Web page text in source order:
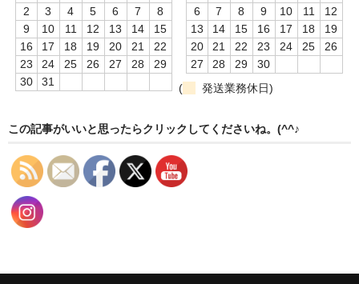
2
3 4 5 6 7
8
9
10 11 12 13 14
15
16
17 18 19 20 21
22
23
24 25 26 27 28
29
30
31
6
7 8 9 10 11
12
13
14 15 16 17 18
19
20
21 22 23 24 25
26
27
28 29
30
(
発送業務休日)
この記事がいいと思ったらクリックしてくださいね。(^^♪